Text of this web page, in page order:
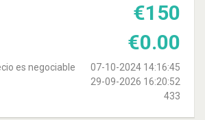
€150
€0.00
es negociable
07-10-2024 14:16:45
29-09-2026 16:20:52
433